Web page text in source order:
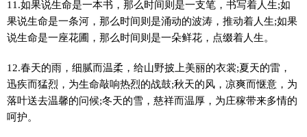
11.如果说生命是一本书，那么时间则是一支笔，书写着人生;如
果说生命是一条河，那么时间则是涌动的波涛，推动着人生;如果
说生命是一座花圃，那么时间则是一朵鲜花，点缀着人生。
12.春天的雨，细腻而温柔，给山野披上美丽的衣裳;夏天的雷，
迅疾而猛烈，为生命敲响热烈的战鼓;秋天的风，凉爽而惬意，为
落叶送去温馨的问候;冬天的雪，慈祥而温厚，为庄稼带来多情的
呵护。